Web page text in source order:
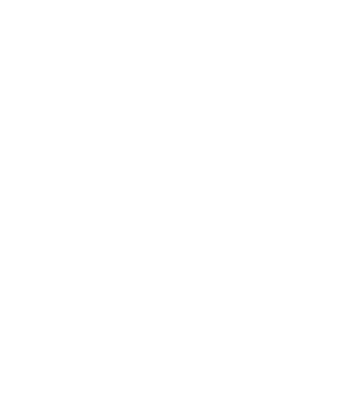
portfóliom.​
Slovensku. Viac informácií nájdete na